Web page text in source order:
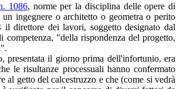
1086, norme per la disciplina delle opere di
ingegnere o architetto o geometra o perito
direttore dei lavori, soggetto designato dal
competenza, "della rispondenza del progetto,
presentata il giorno prima dell'infortunio, era
le risultanze processuali hanno confermato
al getto del calcestruzzo e che (come si vedrà